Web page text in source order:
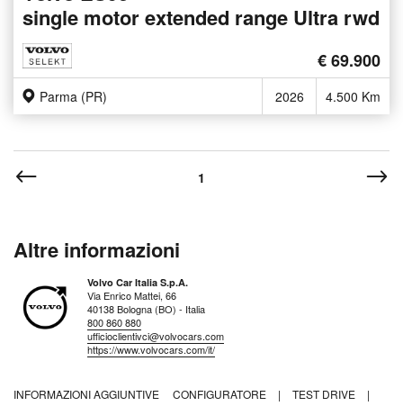
single motor extended range Ultra rwd
€ 69.900
Parma (PR) 2026 4.500 Km
1
Altre informazioni
Volvo Car Italia S.p.A.
Via Enrico Mattei, 66
40138 Bologna (BO) - Italia
800 860 880
ufficioclientivci@volvocars.com
https://www.volvocars.com/it/
INFORMAZIONI AGGIUNTIVE CONFIGURATORE | TEST DRIVE
|